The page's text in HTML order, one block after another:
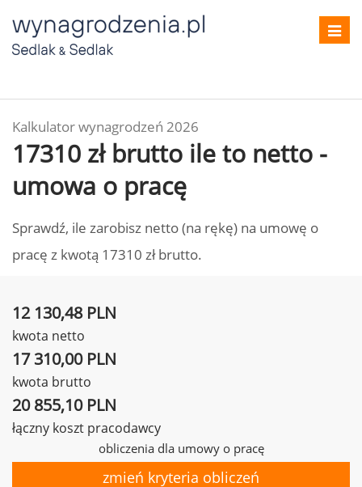
Kalkulator wynagrodzeń 2026
17310 zł brutto ile to netto -
umowa o pracę
Sprawdź, ile zarobisz netto (na rękę) na umowę o
pracę z kwotą 17310 zł brutto.
12 130,48 PLN
kwota netto
17 310,00 PLN
kwota brutto
20 855,10 PLN
łączny koszt pracodawcy
obliczenia dla umowy o pracę
zmień kryteria obliczeń